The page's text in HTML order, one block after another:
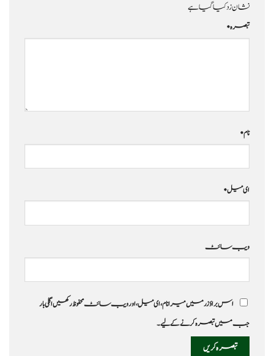
نشان زد کیا گیا ہے
تبصرہ*
نام*
ای میل*
ویب‌ سائٹ
اس براؤزر میں میرا نام، ای میل، اور ویب سائٹ محفوظ رکھیں اگلی بار
جب میں تبصرہ کرنے کےلیے۔